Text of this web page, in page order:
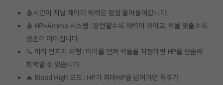
🩸시간이 지날 때마다 체력은 점점 줄어들어갑니다.
🩸 HP=Ammo 시스템 : 장전할수록 체력이 깎이고, 적을 맞출수록
생존이 이어집니다.
🔪 머리 던지기 처형 : 머리를 던져 적들을 처형하면 HP를 단숨에
회복할 수 있습니다.
🔥 Blood High 모드 : HP가 최대HP을 넘어가면 폭주가